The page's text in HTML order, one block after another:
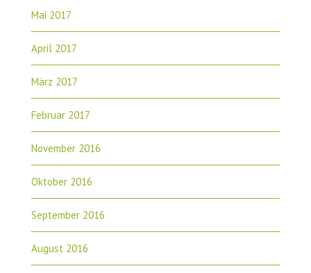
Mai 2017
April 2017
März 2017
Februar 2017
November 2016
Oktober 2016
September 2016
August 2016